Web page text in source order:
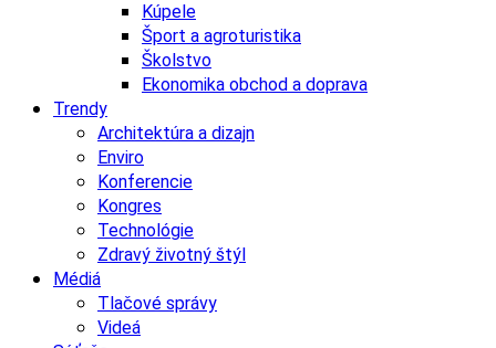
Kúpele
Šport a agroturistika
Školstvo
Ekonomika obchod a doprava
Trendy
Architektúra a dizajn
Enviro
Konferencie
Kongres
Technológie
Zdravý životný štýl
Médiá
Tlačové správy
Videá